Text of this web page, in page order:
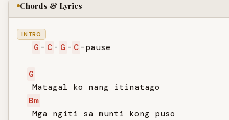
Chords & Lyrics
INTRO
G - C - G - C -pause
G
   Matagal ko nang itinatago
Bm
   Mga ngiti sa munti kong puso